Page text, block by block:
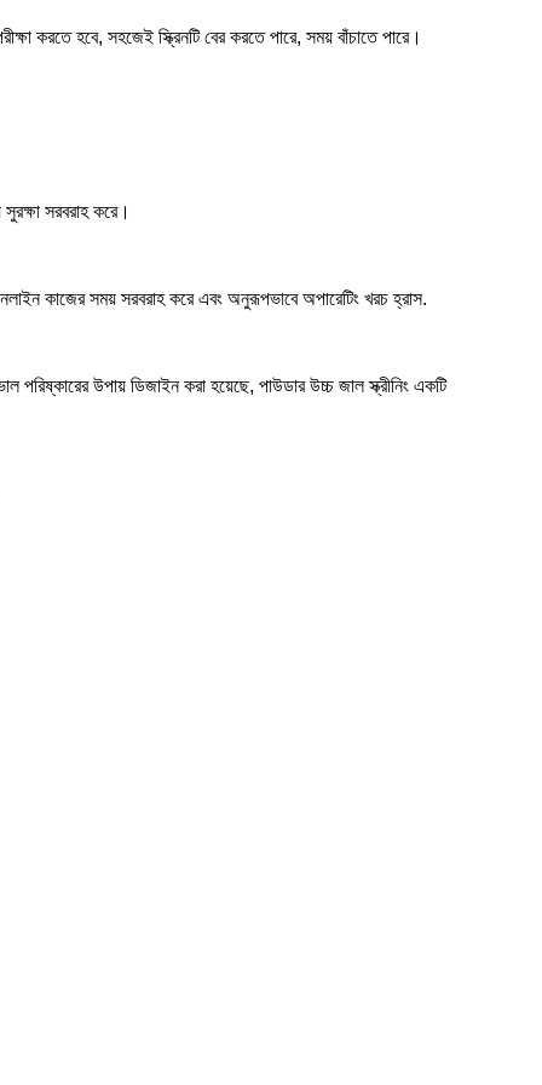
করতে হবে, সহজেই স্ক্রিনটি বের করতে পারে, সময় বাঁচাতে পারে।
সরবরাহ করে।
অনলাইন কাজের সময় সরবরাহ করে এবং অনুরূপভাবে অপারেটিং খরচ হ্রাস.
পরিষ্কারের উপায় ডিজাইন করা হয়েছে, পাউডার উচ্চ জাল স্ক্রীনিং একটি